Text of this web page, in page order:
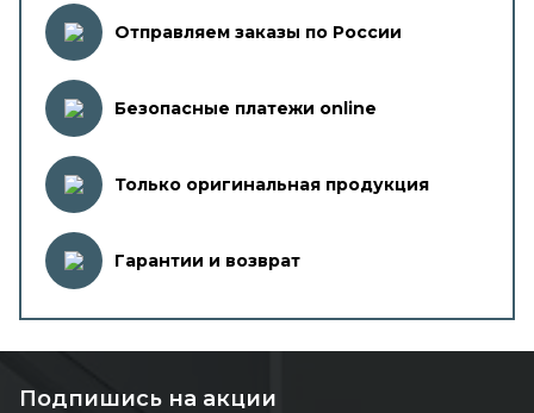
Отправляем заказы по России
Безопасные платежи online
Только оригинальная продукция
Гарантии и возврат
Подпишись на акции